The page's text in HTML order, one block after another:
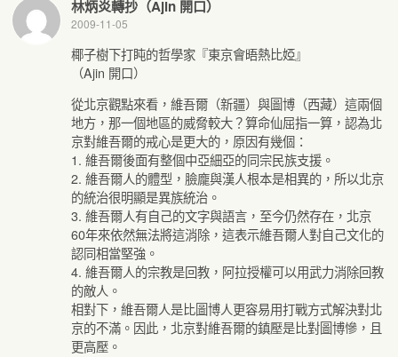
林炳炎轉抄（Ajin 開口）
2009-11-05
椰子樹下打盹的哲學家『東京會晤熱比婭』
（Ajin 開口）
從北京觀點來看，維吾爾（新疆）與圖博（西藏）這兩個
地方，那一個地區的威脅較大？算命仙屈指一算，認為北
京對維吾爾的戒心是更大的，原因有幾個：
1. 維吾爾後面有整個中亞細亞的同宗民族支援。
2. 維吾爾人的體型，臉龐與漢人根本是相異的，所以北京
的統治很明顯是異族統治。
3. 維吾爾人有自己的文字與語言，至今仍然存在，北京
60年來依然無法將這消除，這表示維吾爾人對自己文化的
認同相當堅強。
4. 維吾爾人的宗教是回教，阿拉授權可以用武力消除回教
的敵人。
相對下，維吾爾人是比圖博人更容易用打戰方式解決對北
京的不滿。因此，北京對維吾爾的鎮壓是比對圖博慘，且
更高壓。